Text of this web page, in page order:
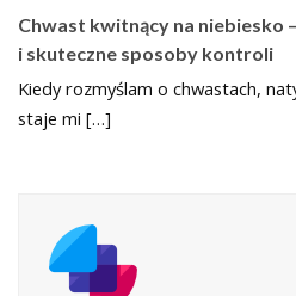
Chwast kwitnący na niebiesko
i skuteczne sposoby kontroli
Kiedy rozmyślam o chwastach,
staje mi […]